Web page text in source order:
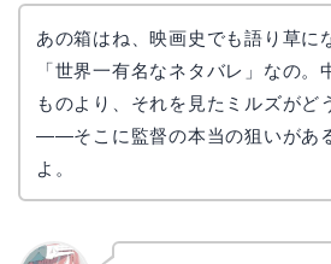
あの箱はね、映画史でも語り草に
「世界一有名なネタバレ」なの。
ものより、それを見たミルズがど
——そこに監督の本当の狙いがあ
よ。